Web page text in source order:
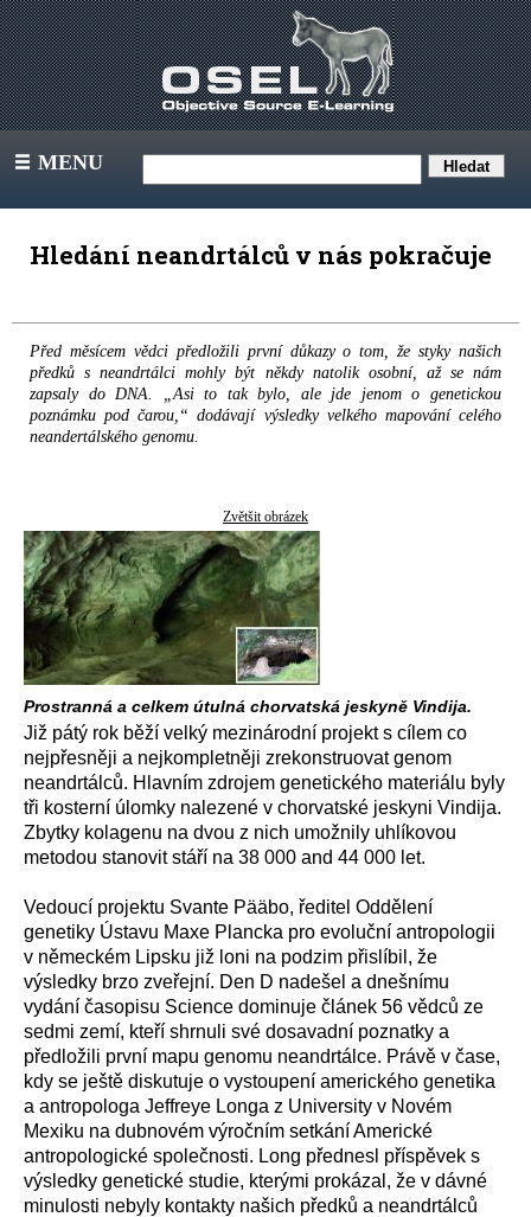
III MENU
Hledání neandrtálců v nás pokračuje
Před měsícem vědci předložili první důkazy o tom, že styky našich
předků s neandrtálci mohly být někdy natolik osobní, až se nám
zapsaly do DNA. „Asi to tak bylo, ale jde jenom o genetickou
poznámku pod čarou,“ dodávají výsledky velkého mapování celého
neandertálského genomu.
Zvětšit obrázek
Prostranná a celkem útulná chorvatská jeskyně Vindija.
Již pátý rok běží velký mezinárodní projekt s cílem co
nejpřesněji a nejkompletněji zrekonstruovat genom
neandrtálců. Hlavním zdrojem genetického materiálu byly
tři kosterní úlomky nalezené v chorvatské jeskyni Vindija.
Zbytky kolagenu na dvou z nich umožnily uhlíkovou
metodou stanovit stáří na 38 000 and 44 000 let.
Vedoucí projektu Svante Pääbo, ředitel Oddělení
genetiky Ústavu Maxe Plancka pro evoluční antropologii
v německém Lipsku již loni na podzim přislíbil, že
výsledky brzo zveřejní. Den D nadešel a dnešnímu
vydání časopisu Science dominuje článek 56 vědců ze
sedmi zemí, kteří shrnuli své dosavadní poznatky a
předložili první mapu genomu neandrtálce. Právě v čase,
kdy se ještě diskutuje o vystoupení amerického genetika
a antropologa Jeffreye Longa z University v Novém
Mexiku na dubnovém výročním setkání Americké
antropologické společnosti. Long přednesl příspěvek s
výsledky genetické studie, kterými prokázal, že v dávné
minulosti nebyly kontakty našich předků a neandrtálců